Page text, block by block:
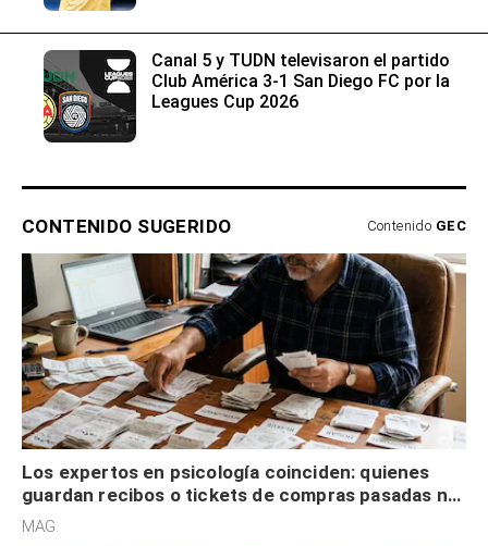
Canal 5 y TUDN televisaron el partido
Club América 3-1 San Diego FC por la
Leagues Cup 2026
CONTENIDO SUGERIDO Contenido GEC
Los expertos en psicología coinciden: quienes
guardan recibos o tickets de compras pasadas no
son acumuladores, sino que tienen necesidad de
MAG.